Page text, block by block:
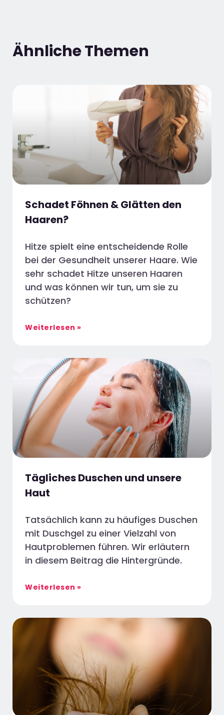
Ähnliche Themen
Schadet Föhnen & Glätten den
Haaren?
Hitze spielt eine entscheidende Rolle
bei der Gesundheit unserer Haare. Wie
sehr schadet Hitze unseren Haaren
und was können wir tun, um sie zu
schützen?
Weiterlesen »
Tägliches Duschen und unsere
Haut
Tatsächlich kann zu häufiges Duschen
mit Duschgel zu einer Vielzahl von
Hautproblemen führen. Wir erläutern
in diesem Beitrag die Hintergründe.
Weiterlesen »